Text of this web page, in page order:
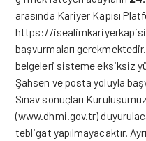
arasında Kariyer Kapısı
https://
başvurmaları
belgeleri sisteme eksiksiz
Şahsen ve posta yoluyla
Sınav sonuçları
(www.dhmi.gov.tr)
tebligat yapılmayacaktır.